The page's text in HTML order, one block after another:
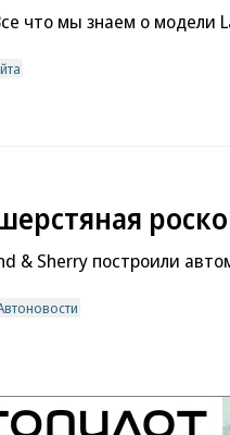
что мы знаем о модели
& Sherry построили